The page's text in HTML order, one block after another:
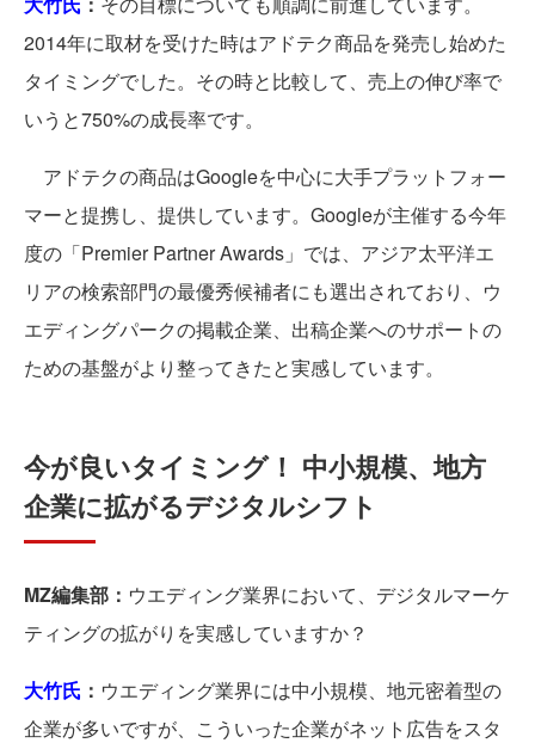
2014年に取材を受けた時はアドテク商品を発売し始めた
タイミングでした。その時と比較して、売上の伸び率で
いうと750%の成長率です。
アドテクの商品はGoogleを中心に大手プラットフォー
マーと提携し、提供しています。Googleが主催する今年
度の「Premier Partner Awards」では、アジア太平洋エ
リアの検索部門の最優秀候補者にも選出されており、ウ
エディングパークの掲載企業、出稿企業へのサポートの
ための基盤がより整ってきたと実感しています。
今が良いタイミング！ 中小規模、地方
企業に拡がるデジタルシフト
MZ編集部： ウエディング業界において、デジタルマーケ
ティングの拡がりを実感していますか？
大竹氏 ： ウエディング業界には中小規模、地元密着型の
企業が多いですが、こういった企業がネット広告をスタ